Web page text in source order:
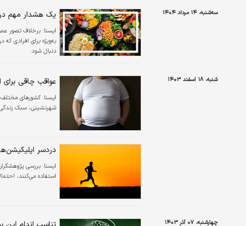
سه‌شنبه، ۱۴ مرداد ۱۴۰۴ یک هشدار مهم
ایسنا: برخلاف تصور
به‌ویژه برای افرادی
دنبال شود.
شنبه، ۱۸ اسفند ۱۴۰۳ عواقب چاقی برای
ايسنا: کشورهای
شهرنشینی، سبک
دردسر
ايسنا: بررسی
استفاده می‌کنند،
چهارشنبه، ۰۷ آذر ۱۴۰۳